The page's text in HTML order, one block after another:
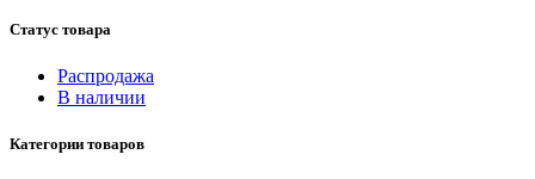
Статус товара
Распродажа
В наличии
Категории товаров